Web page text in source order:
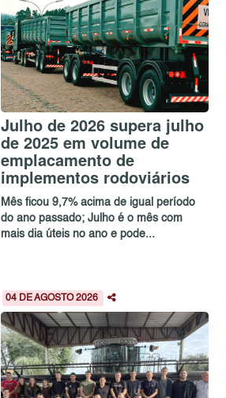
Julho de 2026 supera julho
de 2025 em volume de
emplacamento de
implementos rodoviários
Mês ficou 9,7% acima de igual período
do ano passado; Julho é o mês com
mais dia úteis no ano e pode...
04 DE AGOSTO 2026